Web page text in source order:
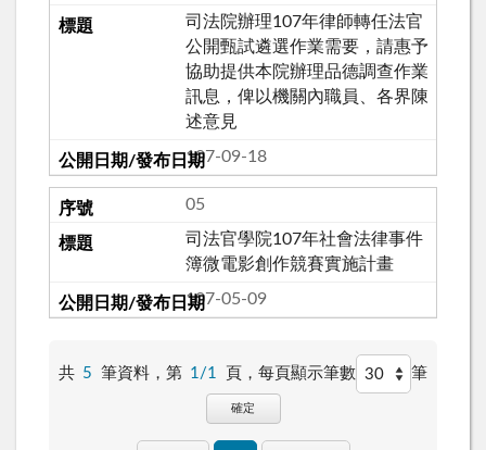
司法院辦理107年律師轉任法官
公開甄試遴選作業需要，請惠予
協助提供本院辦理品德調查作業
訊息，俾以機關內職員、各界陳
述意見
107-09-18
05
司法官學院107年社會法律事件
簿微電影創作競賽實施計畫
107-05-09
共 5 筆資料，第 1/1 頁， 每頁顯示筆數 筆
確定